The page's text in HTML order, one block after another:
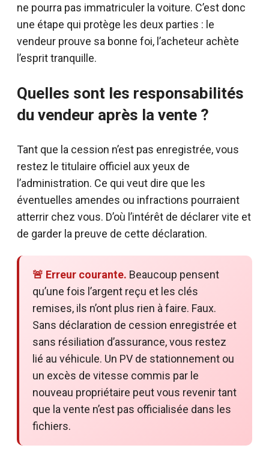
ne pourra pas immatriculer la voiture. C’est donc
une étape qui protège les deux parties : le
vendeur prouve sa bonne foi, l’acheteur achète
l’esprit tranquille.
Quelles sont les responsabilités
du vendeur après la vente ?
Tant que la cession n’est pas enregistrée, vous
restez le titulaire officiel aux yeux de
l’administration. Ce qui veut dire que les
éventuelles amendes ou infractions pourraient
atterrir chez vous. D’où l’intérêt de déclarer vite et
de garder la preuve de cette déclaration.
🚨 Erreur courante. Beaucoup pensent
qu’une fois l’argent reçu et les clés
remises, ils n’ont plus rien à faire. Faux.
Sans déclaration de cession enregistrée et
sans résiliation d’assurance, vous restez
lié au véhicule. Un PV de stationnement ou
un excès de vitesse commis par le
nouveau propriétaire peut vous revenir tant
que la vente n’est pas officialisée dans les
fichiers.